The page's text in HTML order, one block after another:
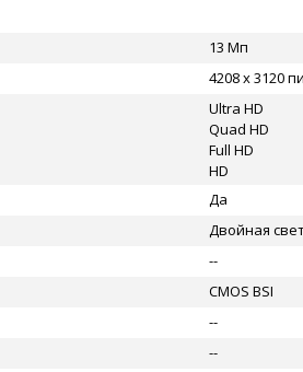
13 Мп
4208 x 3120
Ultra HD
Quad HD
Full HD
HD
Да
Двойная
--
CMOS BSI
--
--